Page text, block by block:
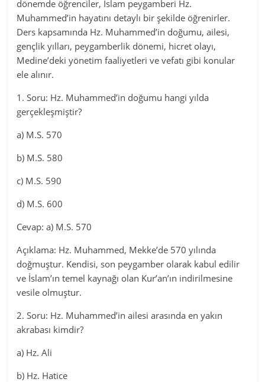
dönemde öğrenciler, İslam peygamberi Hz.
Muhammed’in hayatını detaylı bir şekilde öğrenirler.
Ders kapsamında Hz. Muhammed’in doğumu, ailesi,
gençlik yılları, peygamberlik dönemi, hicret olayı,
Medine’deki yönetim faaliyetleri ve vefatı gibi konular
ele alınır.
1. Soru: Hz. Muhammed’in doğumu hangi yılda
gerçekleşmiştir?
a) M.S. 570
b) M.S. 580
c) M.S. 590
d) M.S. 600
Cevap: a) M.S. 570
Açıklama: Hz. Muhammed, Mekke’de 570 yılında
doğmuştur. Kendisi, son peygamber olarak kabul edilir
ve İslam’ın temel kaynağı olan Kur’an’ın indirilmesine
vesile olmuştur.
2. Soru: Hz. Muhammed’in ailesi arasında en yakın
akrabası kimdir?
a) Hz. Ali
b) Hz. Hatice